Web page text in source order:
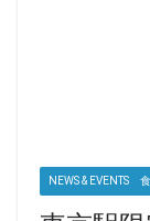
NEWS & EVENTS 食